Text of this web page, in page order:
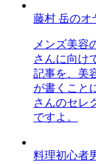
藤村 岳のオ
メンズ美容
さんに向け
記事を、美
が書くこと
さんのセレ
ですよ。
料理初心者